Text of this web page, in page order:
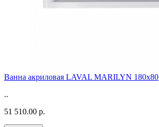
Ванна акриловая LAVAL MARILYN 180x80
..
51 510.00 р.